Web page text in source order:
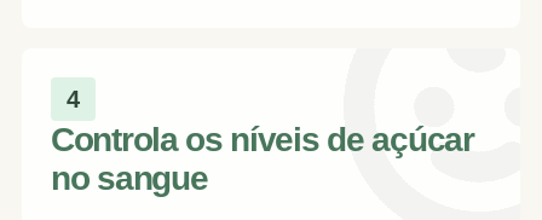
4
Controla os níveis de açúcar
no sangue